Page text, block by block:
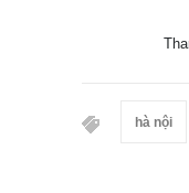
hà nội